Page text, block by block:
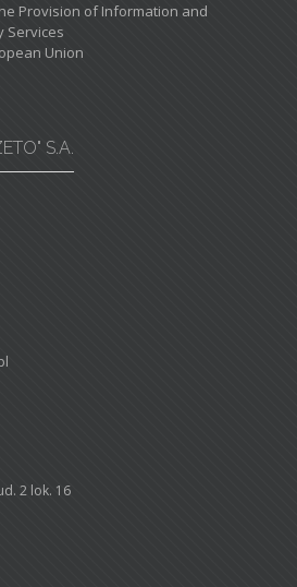
Provision of Information and
Services
Union
S.A.
2 lok. 16